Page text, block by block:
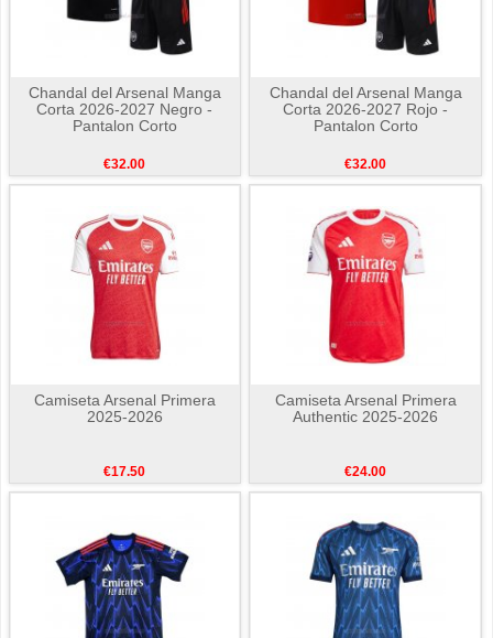
Chandal del Arsenal Manga
Corta 2026-2027 Negro -
Pantalon Corto
€32.00
Chandal del Arsenal Manga
Corta 2026-2027 Rojo -
Pantalon Corto
€32.00
Camiseta Arsenal Primera
2025-2026
€17.50
Camiseta Arsenal Primera
Authentic 2025-2026
€24.00